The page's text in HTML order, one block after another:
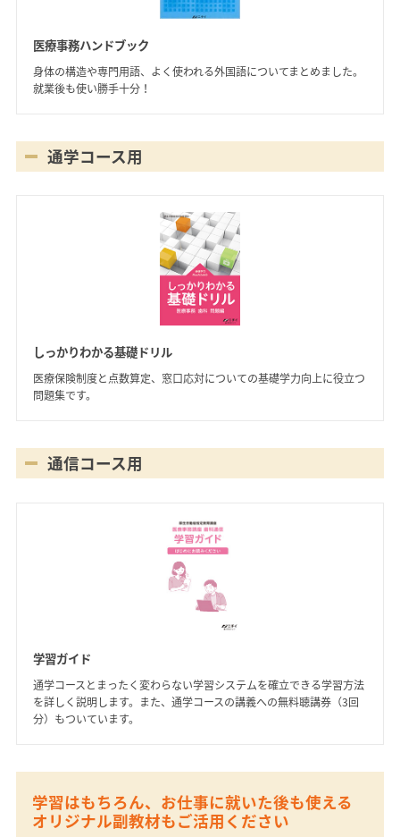
医療事務ハンドブック
身体の構造や専門用語、よく使われる外国語についてまとめました。
就業後も使い勝手十分！
通学コース用
しっかりわかる基礎ドリル
医療保険制度と点数算定、窓口応対についての基礎学力向上に役立つ
問題集です。
通信コース用
学習ガイド
通学コースとまったく変わらない学習システムを確立できる学習方法
を詳しく説明します。また、通学コースの講義への無料聴講券（3回
分）もついています。
学習はもちろん、お仕事に就いた後も使える
オリジナル副教材もご活用ください